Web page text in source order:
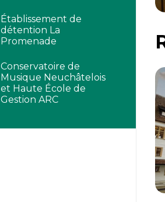
Établissement de
détention La
Promenade
Conservatoire de
Musique Neuchâtelois
et Haute École de
Gestion ARC